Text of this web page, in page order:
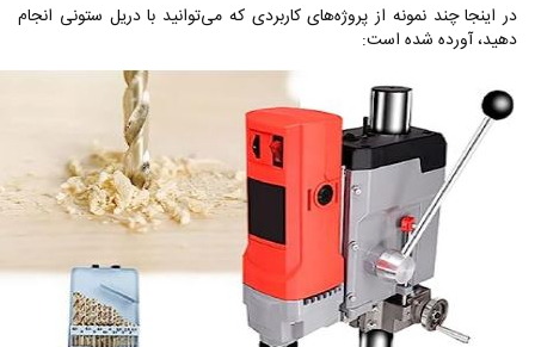
در اینجا چند نمونه از پروژه‌های کاربردی که می‌توانید با دریل ستونی انجام
دهید، آورده شده است: